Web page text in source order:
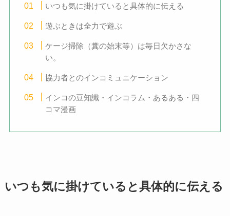
いつも気に掛けていると具体的に伝える
遊ぶときは全力で遊ぶ
ケージ掃除（糞の始末等）は毎日欠かさな
い。
協力者とのインコミュニケーション
インコの豆知識・インコラム・あるある・四
コマ漫画
いつも気に掛けていると具体的に伝える